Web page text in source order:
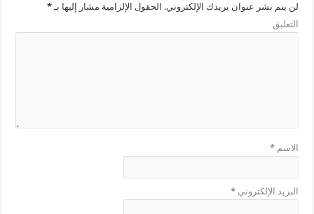
لن يتم نشر عنوان بريدك الإلكتروني. الحقول الإلزامية مشار إليها بـ*
التعليق
الاسم*
البريد الإلكتروني*